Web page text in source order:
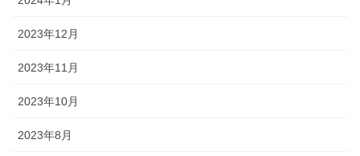
2023年12月
2023年11月
2023年10月
2023年8月